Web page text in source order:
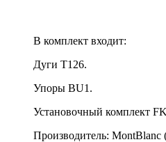
В комплект входит:
Дуги T126.
Упоры BU1.
Установочный комплект
Производитель: